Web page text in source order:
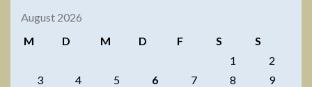
August 2026
M
D M D F S
S
1
2
3
4 5 6 7 8
9